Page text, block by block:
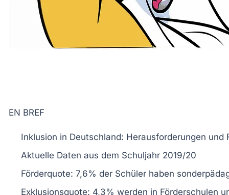
EN BREF
Inklusion in Deutschland: Herausforderungen und
Aktuelle Daten aus dem Schuljahr 2019/20
Förderquote: 7,6% der Schüler haben
Exklusionsquote: 4,3% werden in Förderschulen